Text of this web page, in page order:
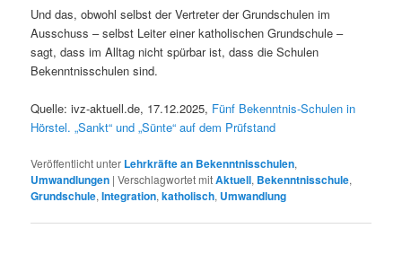
Und das, obwohl selbst der Vertreter der Grundschulen im
Ausschuss – selbst Leiter einer katholischen Grundschule –
sagt, dass im Alltag nicht spürbar ist, dass die Schulen
Bekenntnisschulen sind.
Quelle: ivz-aktuell.de, 17.12.2025, Fünf Bekenntnis-Schulen in
Hörstel. „Sankt“ und „Sünte“ auf dem Prüfstand
Veröffentlicht unter Lehrkräfte an Bekenntnisschulen,
Umwandlungen |Verschlagwortet mitAktuell, Bekenntnisschule,
Grundschule,Integration,katholisch, Umwandlung